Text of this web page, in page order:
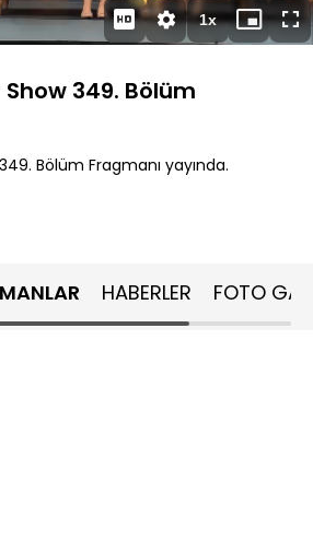
Süre
1xOynatma
Hızı
Mini
oynatıcı
349. Bölüm
Bölüm Fragmanı yayında.
HABERLER FOTO